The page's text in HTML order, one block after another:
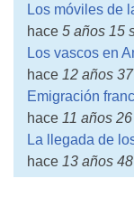
Los móviles de
hace 5 años 15
Los vascos en
hace 12 años
Emigración
hace 11 años
La llegada de
hace 13 años